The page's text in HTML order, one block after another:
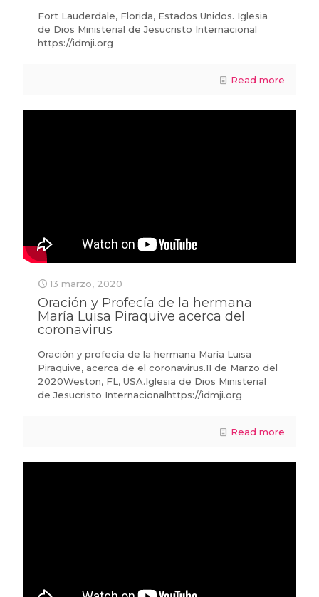
Fort Lauderdale, Florida, Estados Unidos. Iglesia
de Dios Ministerial de Jesucristo Internacional
https://idmji.org
Read more
13 marzo, 2020
Oración y Profecía de la hermana
María Luisa Piraquive acerca del
coronavirus
Oración y profecía de la hermana María Luisa
Piraquive, acerca de el coronavirus.11 de Marzo del
2020Weston, FL, USA.Iglesia de Dios Ministerial
de Jesucristo Internacionalhttps://idmji.org
Read more